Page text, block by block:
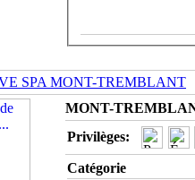
SPA MONT-TREMBLANT
MONT-
Privilèges:
Catégorie